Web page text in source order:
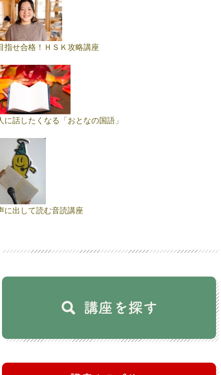
指せ合格！ＨＳＫ攻略講座
に話したくなる「おとなの国語」
に出して読む音読講座